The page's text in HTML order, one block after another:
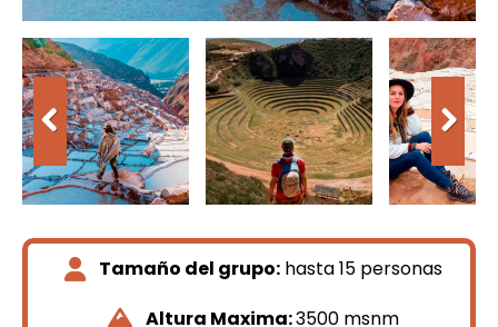
Tamaño del grupo: hasta 15 personas
Altura Maxima:3500 msnm